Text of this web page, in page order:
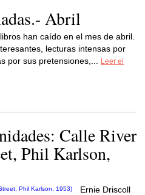
Abril
han caído en el mes de abril.
lecturas intensas por
por sus pretensiones,...
Leer el
Calle River
Phil Karlson,
Ernie Driscoll